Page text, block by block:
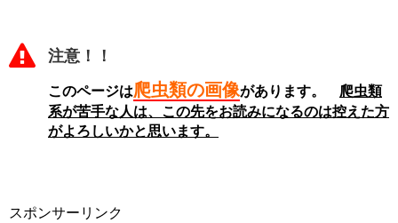
注意！！
このページは爬虫類の画像があります。 爬虫類
系が苦手な人は、この先をお読みになるのは控えた方
がよろしいかと思います。
スポンサーリンク